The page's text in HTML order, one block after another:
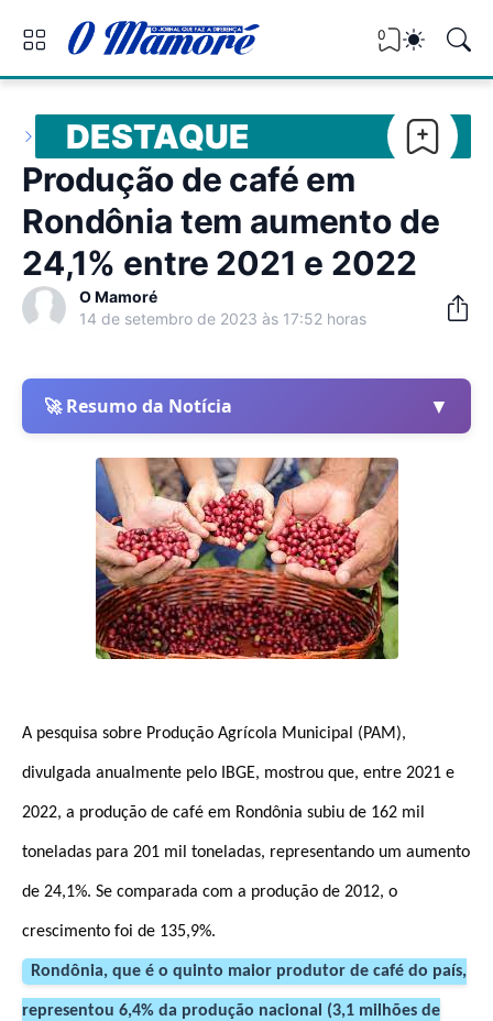
0
DESTAQUE
Produção de café em
Rondônia tem aumento de
24,1% entre 2021 e 2022
O Mamoré
14 de setembro de 2023 às 17:52 horas
🚀 Resumo da Notícia ▼
A pesquisa sobre Produção Agrícola Municipal (PAM),
divulgada anualmente pelo IBGE, mostrou que, entre 2021 e
2022, a produção de café em Rondônia subiu de 162 mil
toneladas para 201 mil toneladas, representando um aumento
de 24,1%. Se comparada com a produção de 2012, o
crescimento foi de 135,9%.
Rondônia, que é o quinto maior produtor de café do país,
representou 6,4% da produção nacional (3,1 milhões de